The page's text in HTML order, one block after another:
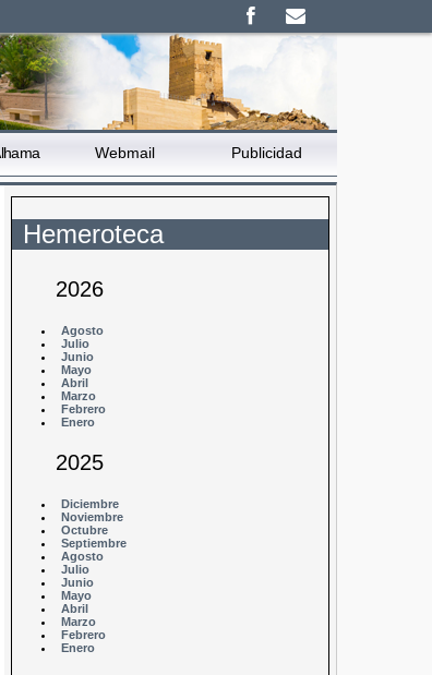
Webmail Publicidad
Hemeroteca
2026
Agosto
Julio
Junio
Mayo
Abril
Marzo
Febrero
Enero
2025
Diciembre
Noviembre
Octubre
Septiembre
Agosto
Julio
Junio
Mayo
Abril
Marzo
Febrero
Enero